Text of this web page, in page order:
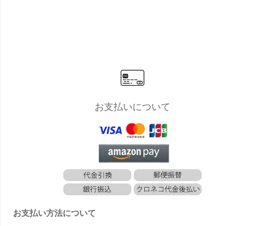
お支払いについて
お支払い方法について